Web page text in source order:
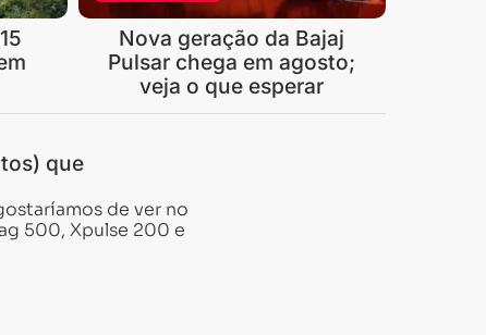
Nova geração da Bajaj
Pulsar chega em agosto;
veja o que esperar
que
de ver no
500, Xpulse 200 e